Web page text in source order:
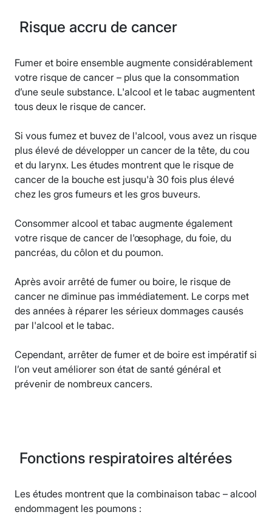
Risque accru de cancer
Fumer et boire ensemble augmente considérablement
votre risque de cancer – plus que la consommation
d’une seule substance. L'alcool et le tabac augmentent
tous deux le risque de cancer.
Si vous fumez et buvez de l'alcool, vous avez un risque
plus élevé de développer un cancer de la tête, du cou
et du larynx. Les études montrent que le risque de
cancer de la bouche est jusqu'à 30 fois plus élevé
chez les gros fumeurs et les gros buveurs.
Consommer alcool et tabac augmente également
votre risque de cancer de l'œsophage, du foie, du
pancréas, du côlon et du poumon.
Après avoir arrêté de fumer ou boire, le risque de
cancer ne diminue pas immédiatement. Le corps met
des années à réparer les sérieux dommages causés
par l'alcool et le tabac.
Cependant, arrêter de fumer et de boire est impératif si
l’on veut améliorer son état de santé général et
prévenir de nombreux cancers.
Fonctions respiratoires altérées
Les études montrent que la combinaison tabac – alcool
endommagent les poumons :